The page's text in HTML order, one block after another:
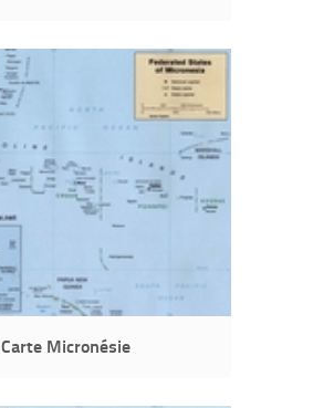
Carte Micronésie